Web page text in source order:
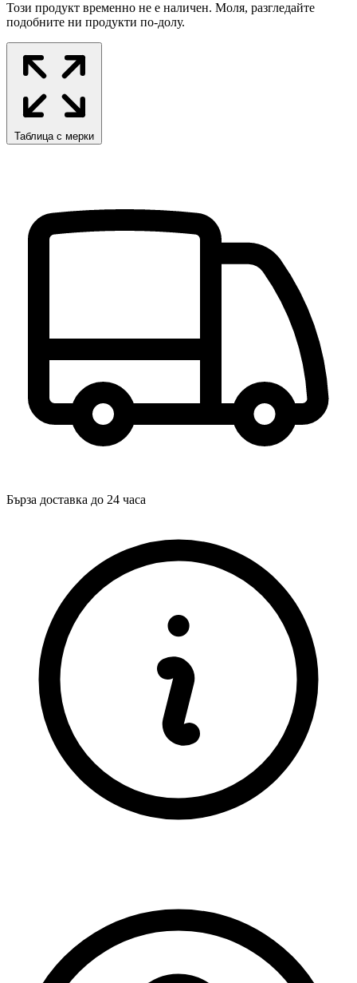
Този продукт временно не е наличен. Моля, разгледайте
подобните ни продукти по-долу.
Таблица с мерки
Бърза доставка до 24 часа